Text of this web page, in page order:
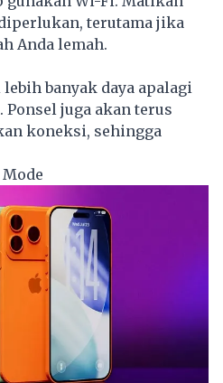
terutama jika
Anda lemah.
banyak daya apalagi
juga akan terus
koneksi, sehingga